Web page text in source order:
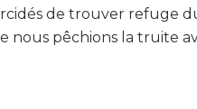
de trouver refuge
pêchions la truite